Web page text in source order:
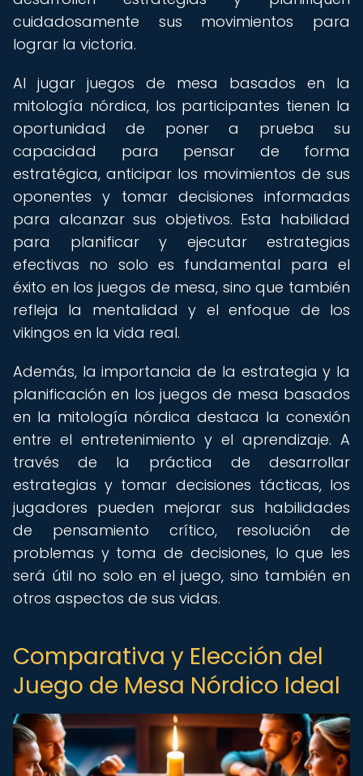
cuidadosamente sus movimientos para
lograr la victoria.
Al jugar juegos de mesa basados en la
mitología nórdica, los participantes tienen la
oportunidad de poner a prueba su
capacidad para pensar de forma
estratégica, anticipar los movimientos de sus
oponentes y tomar decisiones informadas
para alcanzar sus objetivos. Esta habilidad
para planificar y ejecutar estrategias
efectivas no solo es fundamental para el
éxito en los juegos de mesa, sino que también
refleja la mentalidad y el enfoque de los
vikingos en la vida real.
Además, la importancia de la estrategia y la
planificación en los juegos de mesa basados
en la mitología nórdica destaca la conexión
entre el entretenimiento y el aprendizaje. A
través de la práctica de desarrollar
estrategias y tomar decisiones tácticas, los
jugadores pueden mejorar sus habilidades
de pensamiento crítico, resolución de
problemas y toma de decisiones, lo que les
será útil no solo en el juego, sino también en
otros aspectos de sus vidas.
Comparativa y Elección del
Juego de Mesa Nórdico Ideal